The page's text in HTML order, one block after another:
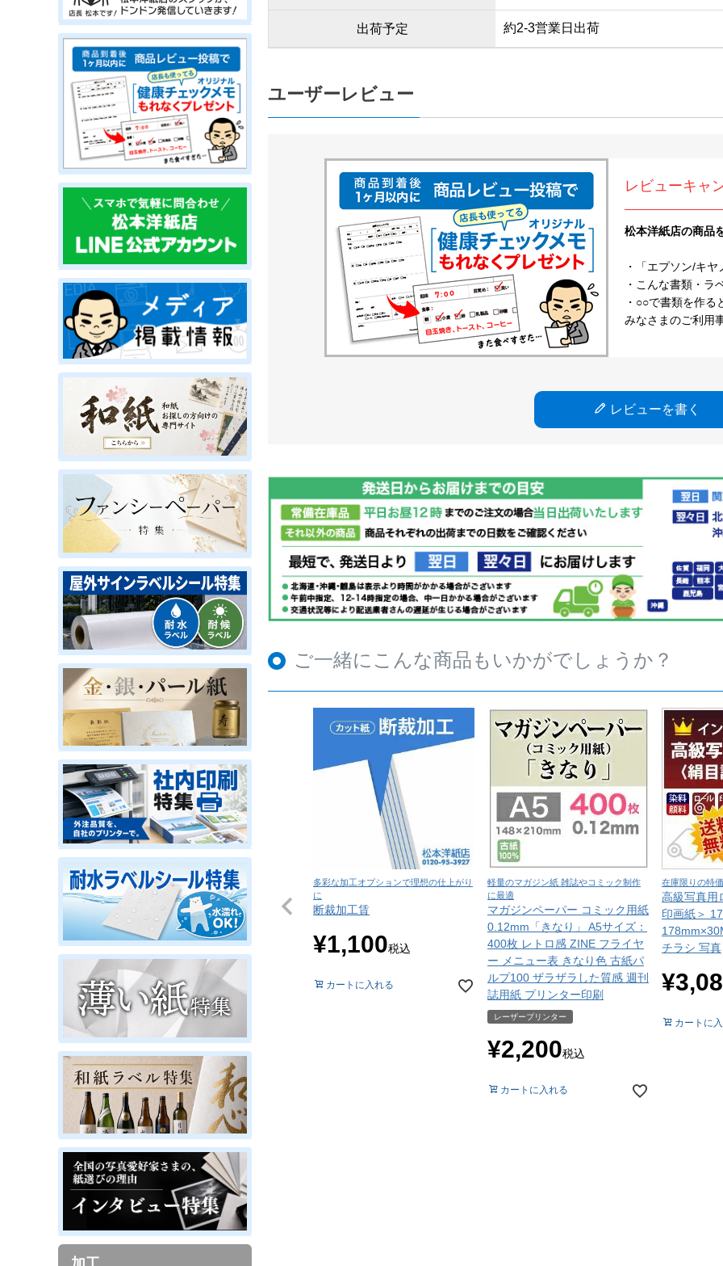
出荷予定 約2-3営業日出荷
ユーザーレビュー
レビューキャ
松本洋紙店の商品
・「エプソン/キ
・こんな書類・ラ
・○○で書類を作
みなさまのご利用
レビューを書く
ご一緒にこんな商品もいかがでしょうか？
多彩な加工オプションで理想の仕上がり
に
断裁加工賃
¥1,100税込
カートに入れる
軽量のマガジン紙 雑誌やコミック制作
に最適
マガジンペーパー コミック用紙
0.12mm「きなり」 A5サイズ：
400枚 レトロ感 ZINE フライヤ
ー メニュー表 きなり色 古紙パ
ルプ100 ザラザラした質感 週刊
誌用紙 プリンター印刷
レーザープリンター
¥2,200税込
カートに入れる
在庫限りの特
高級写真用
印画紙＞
チラシ 写真
¥
カートに